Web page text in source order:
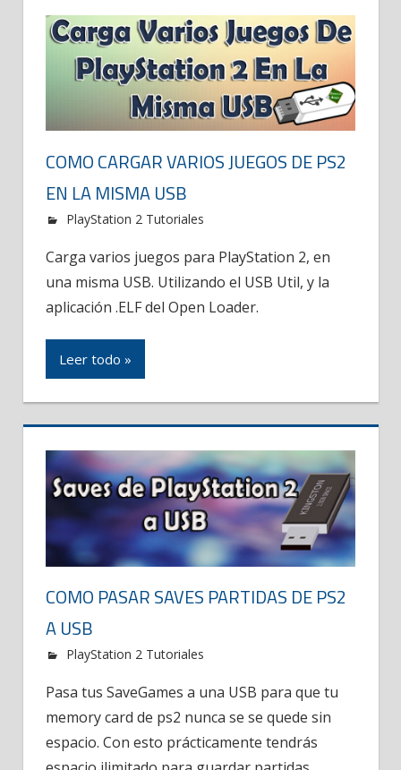
COMO CARGAR VARIOS JUEGOS DE PS2
EN LA MISMA USB
PlayStation 2 Tutoriales
Carga varios juegos para PlayStation 2, en
una misma USB. Utilizando el USB Util, y la
aplicación .ELF del Open Loader.
Leer todo »
COMO PASAR SAVES PARTIDAS DE PS2
A USB
PlayStation 2 Tutoriales
Pasa tus SaveGames a una USB para que tu
memory card de ps2 nunca se se quede sin
espacio. Con esto prácticamente tendrás